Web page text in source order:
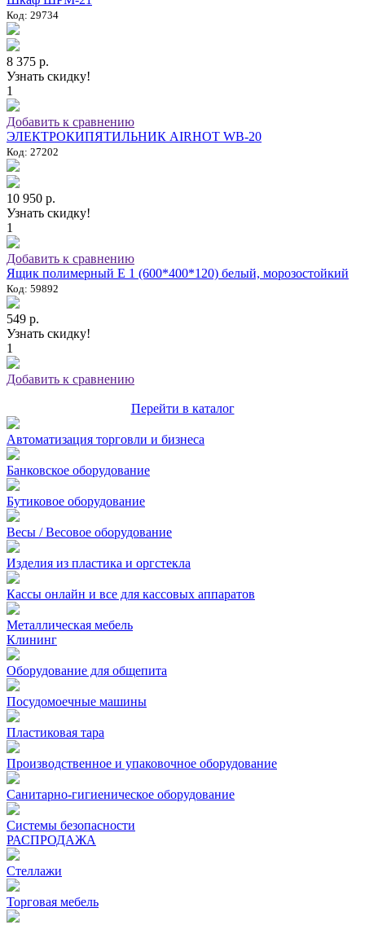
Код: 29734
8 375 р.
Узнать скидку!
1
Добавить к сравнению
ЭЛЕКТРОКИПЯТИЛЬНИК AIRHOT WB-20
Код: 27202
10 950 р.
Узнать скидку!
1
Добавить к сравнению
Ящик полимерный E 1 (600*400*120) белый, морозостойкий
Код: 59892
549 р.
Узнать скидку!
1
Добавить к сравнению
Перейти в каталог
Автоматизация торговли и бизнеса
Банковское оборудование
Бутиковое оборудование
Весы / Весовое оборудование
Изделия из пластика и оргстекла
Кассы онлайн и все для кассовых аппаратов
Металлическая мебель
Клининг
Оборудование для общепита
Посудомоечные машины
Пластиковая тара
Производственное и упаковочное оборудование
Санитарно-гигиеническое оборудование
Системы безопасности
РАСПРОДАЖА
Стеллажи
Торговая мебель